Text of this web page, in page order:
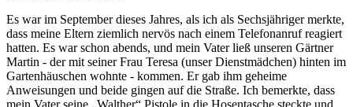
Es war im September dieses Jahres, als ich als Sechsjähriger merkte,
dass meine Eltern ziemlich nervös nach einem Telefonanruf reagiert
hatten. Es war schon abends, und mein Vater ließ unseren Gärtner
Martin - der mit seiner Frau Teresa (unser Dienstmädchen) hinten im
Gartenhäuschen wohnte - kommen. Er gab ihm geheime
Anweisungen und beide gingen auf die Straße. Ich bemerkte, dass
mein Vater seine
Walther
Pistole in die Hosentasche steckte und